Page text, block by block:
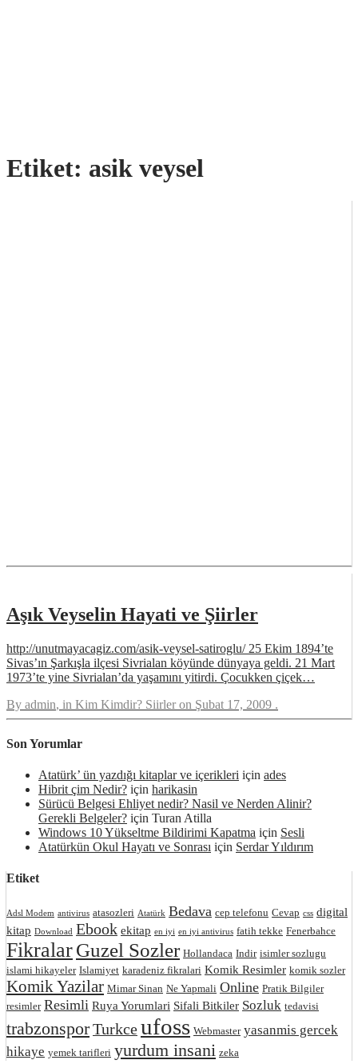
Etiket: asik veysel
Aşık Veyselin Hayati ve Şiirler
http://unutmayacagiz.com/asik-veysel-satiroglu/ 25 Ekim 1894’te
Sivas’ın Şarkışla ilçesi Sivrialan köyünde dünyaya geldi. 21 Mart
1973’te yine Sivrialan’da yaşamını yitirdi. Çocukken çiçek…
By admin, in Kim Kimdir? Siirler on Şubat 17, 2009 .
Son Yorumlar
Atatürk’ ün yazdığı kitaplar ve içerikleri için ades
Hibrit çim Nedir? için harikasin
Sürücü Belgesi Ehliyet nedir? Nasil ve Nerden Alinir?
Gerekli Belgeler? için Turan Atilla
Windows 10 Yükseltme Bildirimi Kapatma için Sesli
Atatürkün Okul Hayatı ve Sonrası için Serdar Yıldırım
Etiket
Adsl Modem antivirus atasozleri Atatürk Bedava cep telefonu Cevap css digital
kitap Download Ebook ekitap en iyi en iyi antivirus fatih tekke Fenerbahce
FikralarGuzel Sozler Hollandaca Indir isimler sozlugu
islami hikayeler Islamiyet karadeniz fikralari Komik Resimler komik sozler
Komik Yazilar Mimar Sinan Ne Yapmali Online Pratik Bilgiler
resimler Resimli Ruya Yorumlari Sifali Bitkiler Sozluk tedavisi
trabzonsporTurkceufoss Webmaster yasanmis gercek
hikaye yemek tarifleri yurdum insani zeka